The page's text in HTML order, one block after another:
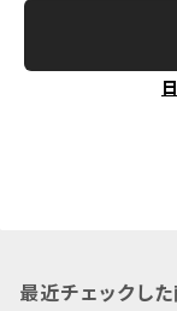
最近チェックし